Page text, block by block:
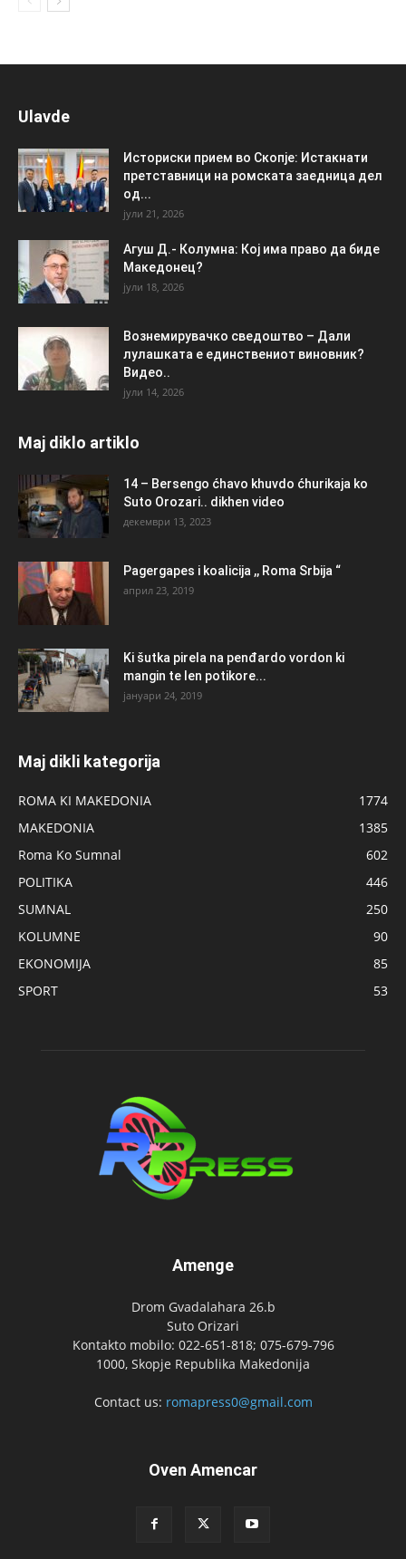
Ulavde
Историски прием во Скопје: Истакнати
претставници на ромската заедница дел
од...
јули 21, 2026
Агуш Д.- Колумна: Кој има право да биде
Македонец?
јули 18, 2026
Вознемирувачко сведоштво – Дали
лулашката е единствениот виновник?
Видео..
јули 14, 2026
Maj diklo artiklo
14 – Bersengo ćhavo khuvdo ćhurikaja ko
Suto Orozari.. dikhen video
декември 13, 2023
Pagergapes i koalicija ,, Roma Srbija “
април 23, 2019
Ki šutka pirela na penđardo vordon ki
mangin te len potikore...
јануари 24, 2019
Maj dikli kategorija
ROMA KI MAKEDONIA
1774
MAKEDONIA
1385
Roma Ko Sumnal
602
POLITIKA
446
SUMNAL
250
KOLUMNE
90
EKONOMIJA
85
SPORT
53
Amenge
Drom Gvadalahara 26.b
Suto Orizari
Kontakto mobilo: 022-651-818; 075-679-796
1000, Skopje Republika Makedonija
Contact us: romapress0@gmail.com
Oven Amencar